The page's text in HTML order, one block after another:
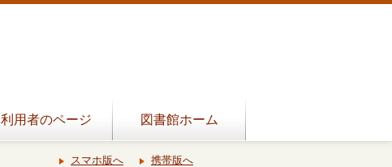
利用者のページ 図書館ホーム
スマホ版へ 携帯版へ